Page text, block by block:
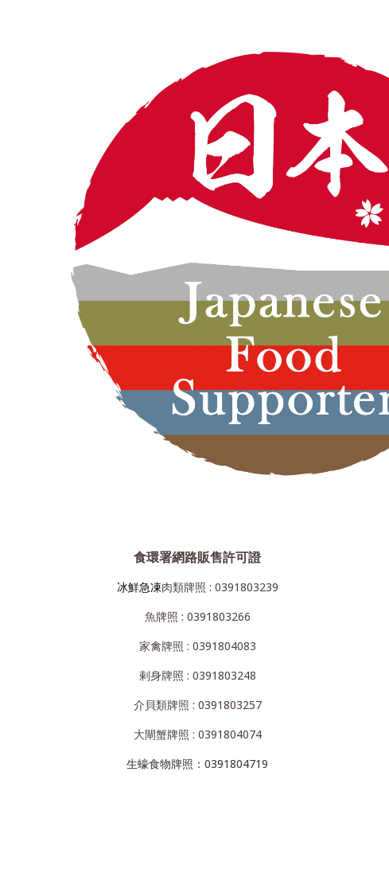
食環署網路販售許可證
冰鮮急凍肉類牌照 : 0391803239
魚牌照 : 0391803266
家禽牌照 : 0391804083
剌身牌照 : 0391803248
介貝類牌照 : 0391803257
大閘蟹牌照 : 0391804074
生蠔食物牌照：0391804719